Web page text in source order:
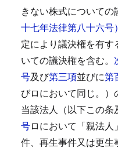
きない株式についての
十七年法律第八十六
定により議決権を有
いての議決権を含む。
号及び第三項並びに第
びロにおいて同じ。）
当該法人（以下この条
号ロにおいて「親法
件、再生事件又は更生